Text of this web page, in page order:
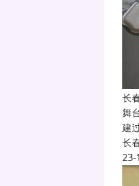
长
舞
建
长
23-